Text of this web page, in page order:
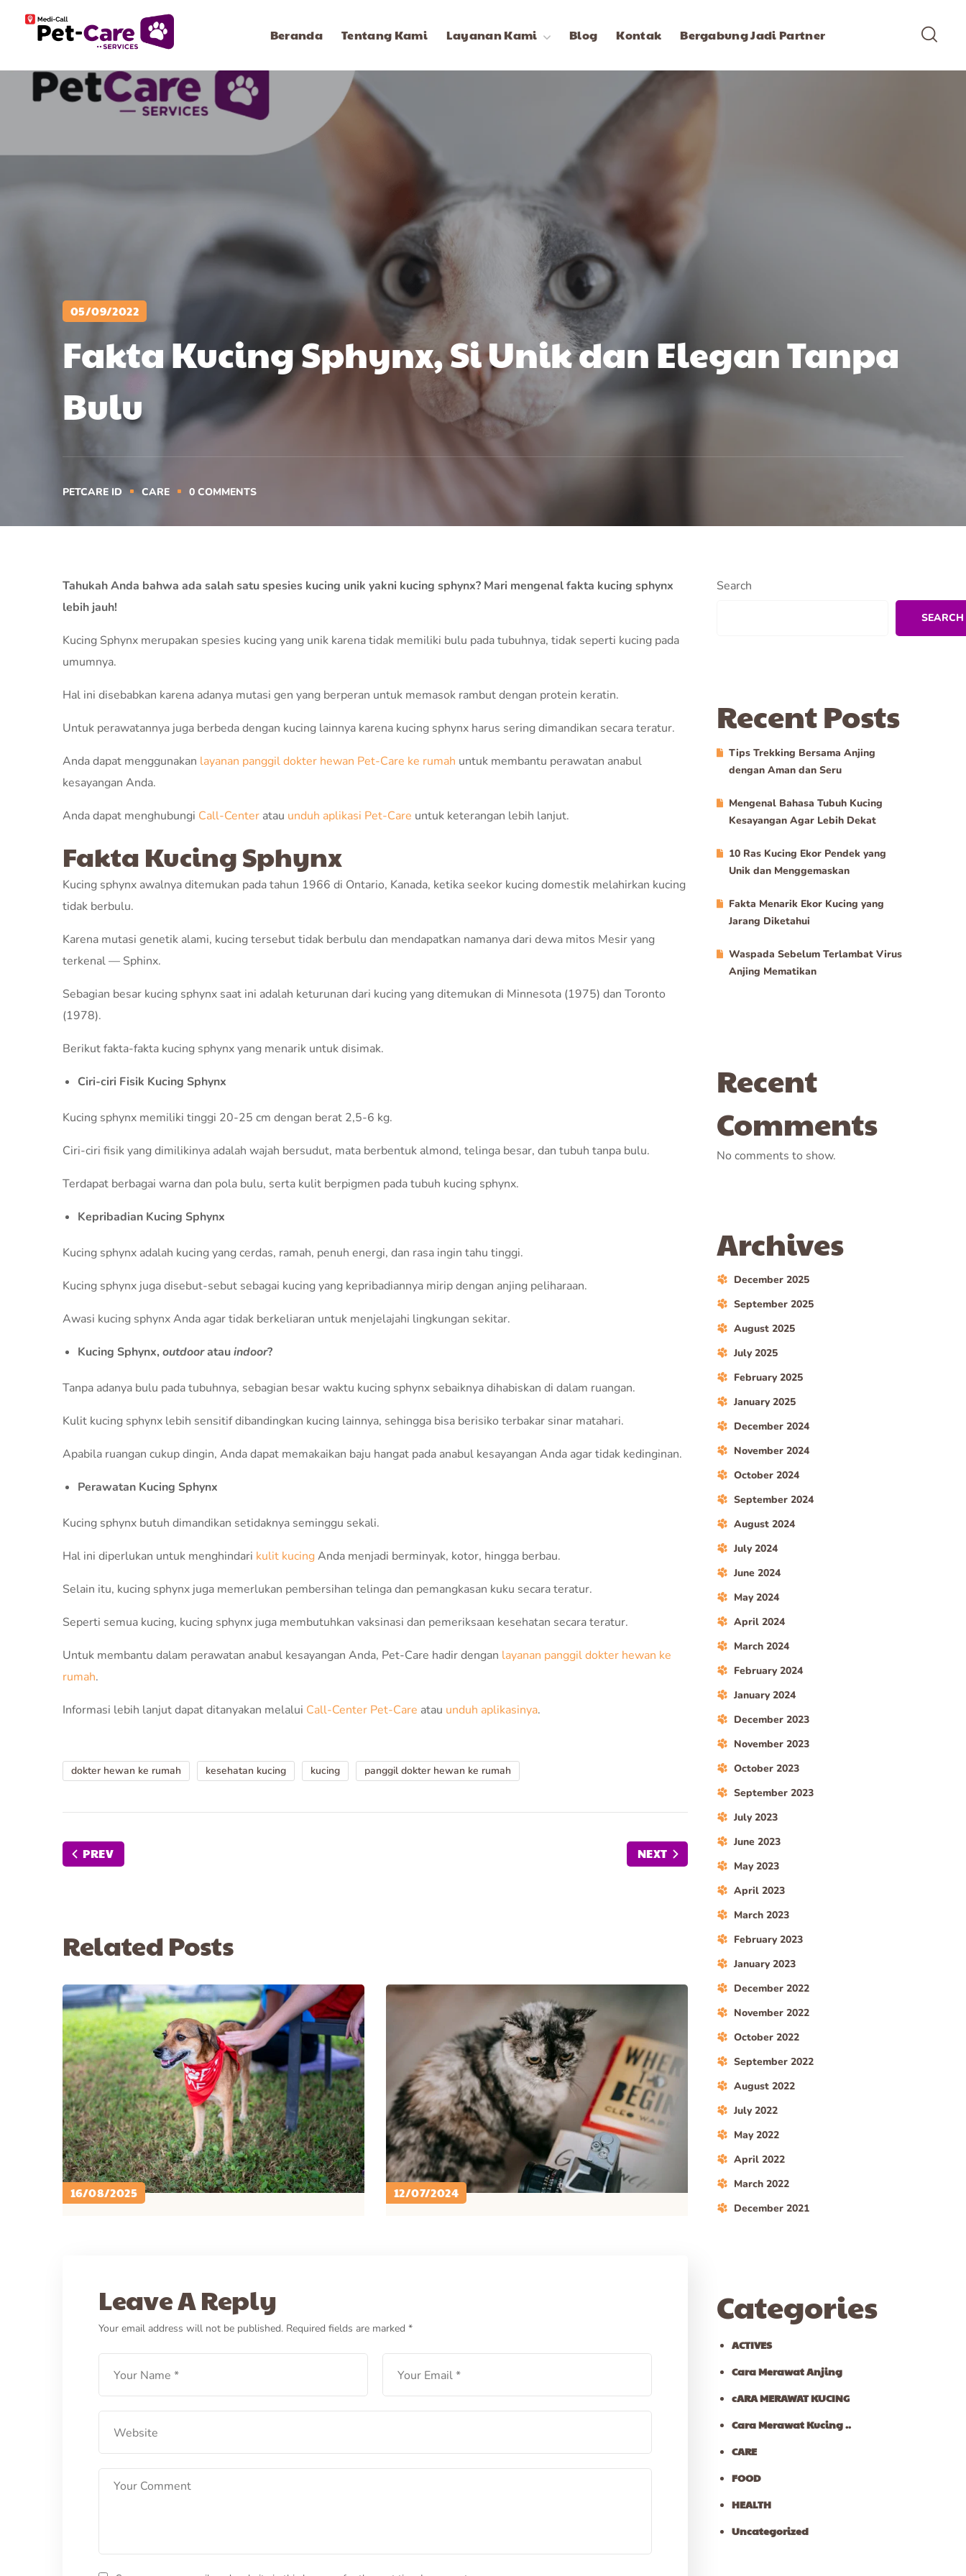
Beranda Tentang Kami Layanan Kami Blog Kontak Bergabung Jadi Partner
05/09/2022
Fakta Kucing Sphynx, Si Unik dan Elegan Tanpa
Bulu
PETCARE ID CARE 0 COMMENTS
Tahukah Anda bahwa ada salah satu spesies kucing unik yakni kucing sphynx? Mari mengenal fakta kucing sphynx
lebih jauh!
Kucing Sphynx merupakan spesies kucing yang unik karena tidak memiliki bulu pada tubuhnya, tidak seperti kucing pada
umumnya.
Hal ini disebabkan karena adanya mutasi gen yang berperan untuk memasok rambut dengan protein keratin.
Untuk perawatannya juga berbeda dengan kucing lainnya karena kucing sphynx harus sering dimandikan secara teratur.
Anda dapat menggunakan layanan panggil dokter hewan Pet-Care ke rumah untuk membantu perawatan anabul
kesayangan Anda.
Anda dapat menghubungi Call-Center atau unduh aplikasi Pet-Care untuk keterangan lebih lanjut.
Fakta Kucing Sphynx
Kucing sphynx awalnya ditemukan pada tahun 1966 di Ontario, Kanada, ketika seekor kucing domestik melahirkan kucing
tidak berbulu.
Karena mutasi genetik alami, kucing tersebut tidak berbulu dan mendapatkan namanya dari dewa mitos Mesir yang
terkenal — Sphinx.
Sebagian besar kucing sphynx saat ini adalah keturunan dari kucing yang ditemukan di Minnesota (1975) dan Toronto
(1978).
Berikut fakta-fakta kucing sphynx yang menarik untuk disimak.
Ciri-ciri Fisik Kucing Sphynx
Kucing sphynx memiliki tinggi 20-25 cm dengan berat 2,5-6 kg.
Ciri-ciri fisik yang dimilikinya adalah wajah bersudut, mata berbentuk almond, telinga besar, dan tubuh tanpa bulu.
Terdapat berbagai warna dan pola bulu, serta kulit berpigmen pada tubuh kucing sphynx.
Kepribadian Kucing Sphynx
Kucing sphynx adalah kucing yang cerdas, ramah, penuh energi, dan rasa ingin tahu tinggi.
Kucing sphynx juga disebut-sebut sebagai kucing yang kepribadiannya mirip dengan anjing peliharaan.
Awasi kucing sphynx Anda agar tidak berkeliaran untuk menjelajahi lingkungan sekitar.
Kucing Sphynx,outdooratauindoor?
Tanpa adanya bulu pada tubuhnya, sebagian besar waktu kucing sphynx sebaiknya dihabiskan di dalam ruangan.
Kulit kucing sphynx lebih sensitif dibandingkan kucing lainnya, sehingga bisa berisiko terbakar sinar matahari.
Apabila ruangan cukup dingin, Anda dapat memakaikan baju hangat pada anabul kesayangan Anda agar tidak kedinginan.
Perawatan Kucing Sphynx
Kucing sphynx butuh dimandikan setidaknya seminggu sekali.
Hal ini diperlukan untuk menghindari kulit kucingAnda menjadi berminyak, kotor, hingga berbau.
Selain itu, kucing sphynx juga memerlukan pembersihan telinga dan pemangkasan kuku secara teratur.
Seperti semua kucing, kucing sphynx juga membutuhkan vaksinasi dan pemeriksaan kesehatan secara teratur.
Untuk membantu dalam perawatan anabul kesayangan Anda, Pet-Care hadir dengan layanan panggil dokter hewan ke
rumah.
Informasi lebih lanjut dapat ditanyakan melalui Call-Center Pet-Care atau unduh aplikasinya.
dokter hewan ke rumah kesehatan kucing kucing panggil dokter hewan ke rumah
PREV NEXT
Related Posts
16/08/2025
Benar dan Bertanggung
Jawab
LEARN MORE
12/07/2024
Leave A Reply
Your email address will not be published. Required fields are marked *
Search
SEARCH
Recent Posts
Tips Trekking Bersama Anjing
dengan Aman dan Seru
Mengenal Bahasa Tubuh Kucing
Kesayangan Agar Lebih Dekat
10 Ras Kucing Ekor Pendek yang
Unik dan Menggemaskan
Fakta Menarik Ekor Kucing yang
Jarang Diketahui
Waspada Sebelum Terlambat Virus
Anjing Mematikan
Recent
Comments
No comments to show.
Archives
December 2025
September 2025
August 2025
July 2025
February 2025
January 2025
December 2024
November 2024
October 2024
September 2024
August 2024
July 2024
June 2024
May 2024
April 2024
March 2024
February 2024
January 2024
December 2023
November 2023
October 2023
September 2023
July 2023
June 2023
May 2023
April 2023
March 2023
February 2023
January 2023
December 2022
November 2022
October 2022
September 2022
August 2022
July 2022
May 2022
April 2022
March 2022
December 2021
Categories
ACTIVES
Cara Merawat Anjing
cARA MERAWAT KUCING
Cara Merawat Kucing ..
CARE
FOOD
HEALTH
Uncategorized